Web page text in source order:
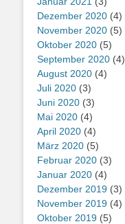
Dezember 2020 (4)
November 2020 (5)
Oktober 2020 (5)
September 2020 (4)
August 2020 (4)
Juli 2020 (3)
Juni 2020 (3)
Mai 2020 (4)
April 2020 (4)
März 2020 (5)
Februar 2020 (3)
Januar 2020 (4)
Dezember 2019 (3)
November 2019 (4)
Oktober 2019 (5)